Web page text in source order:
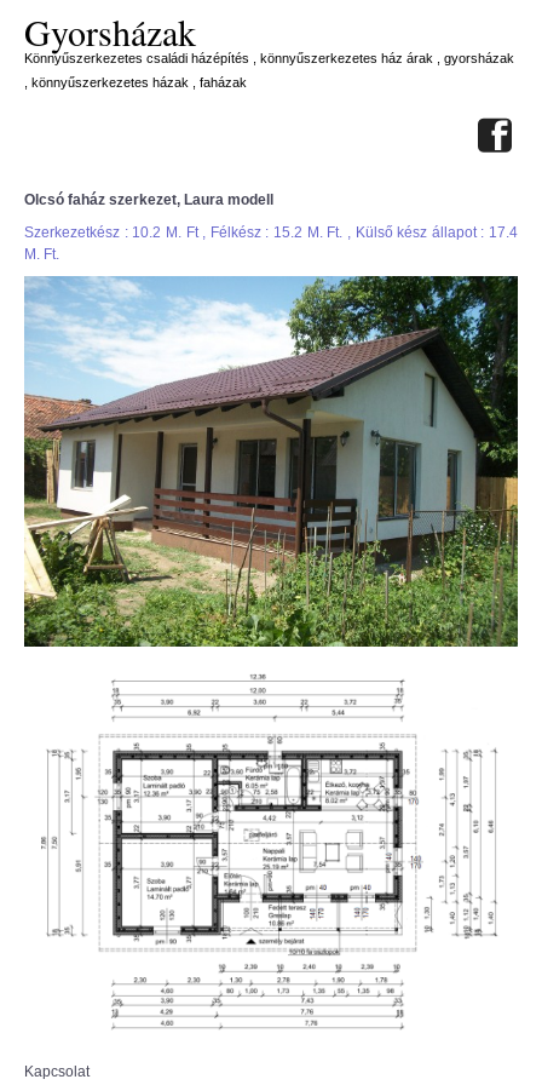
Gyorsházak
Könnyűszerkezetes családi házépítés , könnyűszerkezetes ház árak , gyorsházak
, könnyűszerkezetes házak , faházak
Olcsó faház szerkezet, Laura modell
Szerkezetkész : 10.2 M. Ft , Félkész : 15.2 M. Ft. , Külső kész állapot : 17.4
M. Ft.
Kapcsolat